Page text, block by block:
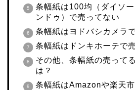
条幅紙は100均（ダイソ
ンドゥ）で売ってない
条幅紙はヨドバシカメラ
条幅紙はドンキホーテで
その他、条幅紙の売って
は？
条幅紙はAmazonや楽天